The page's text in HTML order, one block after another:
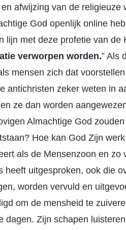
afwijzing van de religieuze
God openlijk online
lijn met deze profetie van de
verworpen worden.” Als
mensen zich dat
antichristen zeker weten in
ze dan worden
Almachtige God
Hoe kan God Zijn
als de Mensenzoon en zo
heeft uitgesproken, ook die
worden vervuld en
om de mensheid te
Zijn schapen